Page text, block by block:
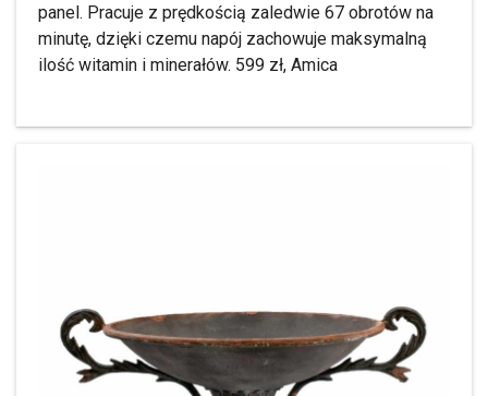
panel. Pracuje z prędkością zaledwie 67 obrotów na
minutę, dzięki czemu napój zachowuje maksymalną
ilość witamin i minerałów. 599 zł, Amica